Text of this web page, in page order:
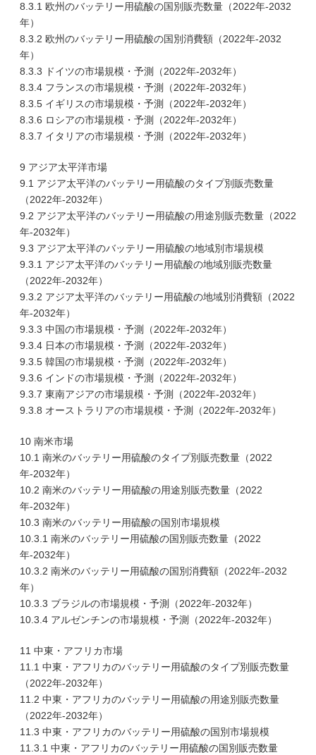
8.3.1 欧州のバッテリー用硫酸の国別販売数量（2022年-2032
年）
8.3.2 欧州のバッテリー用硫酸の国別消費額（2022年-2032
年）
8.3.3 ドイツの市場規模・予測（2022年-2032年）
8.3.4 フランスの市場規模・予測（2022年-2032年）
8.3.5 イギリスの市場規模・予測（2022年-2032年）
8.3.6 ロシアの市場規模・予測（2022年-2032年）
8.3.7 イタリアの市場規模・予測（2022年-2032年）
9 アジア太平洋市場
9.1 アジア太平洋のバッテリー用硫酸のタイプ別販売数量
（2022年-2032年）
9.2 アジア太平洋のバッテリー用硫酸の用途別販売数量（2022
年-2032年）
9.3 アジア太平洋のバッテリー用硫酸の地域別市場規模
9.3.1 アジア太平洋のバッテリー用硫酸の地域別販売数量
（2022年-2032年）
9.3.2 アジア太平洋のバッテリー用硫酸の地域別消費額（2022
年-2032年）
9.3.3 中国の市場規模・予測（2022年-2032年）
9.3.4 日本の市場規模・予測（2022年-2032年）
9.3.5 韓国の市場規模・予測（2022年-2032年）
9.3.6 インドの市場規模・予測（2022年-2032年）
9.3.7 東南アジアの市場規模・予測（2022年-2032年）
9.3.8 オーストラリアの市場規模・予測（2022年-2032年）
10 南米市場
10.1 南米のバッテリー用硫酸のタイプ別販売数量（2022
年-2032年）
10.2 南米のバッテリー用硫酸の用途別販売数量（2022
年-2032年）
10.3 南米のバッテリー用硫酸の国別市場規模
10.3.1 南米のバッテリー用硫酸の国別販売数量（2022
年-2032年）
10.3.2 南米のバッテリー用硫酸の国別消費額（2022年-2032
年）
10.3.3 ブラジルの市場規模・予測（2022年-2032年）
10.3.4 アルゼンチンの市場規模・予測（2022年-2032年）
11 中東・アフリカ市場
11.1 中東・アフリカのバッテリー用硫酸のタイプ別販売数量
（2022年-2032年）
11.2 中東・アフリカのバッテリー用硫酸の用途別販売数量
（2022年-2032年）
11.3 中東・アフリカのバッテリー用硫酸の国別市場規模
11.3.1 中東・アフリカのバッテリー用硫酸の国別販売数量